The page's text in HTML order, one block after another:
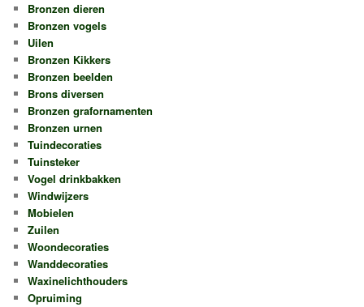
Bronzen dieren
Bronzen vogels
Uilen
Bronzen Kikkers
Bronzen beelden
Brons diversen
Bronzen grafornamenten
Bronzen urnen
Tuindecoraties
Tuinsteker
Vogel drinkbakken
Windwijzers
Mobielen
Zuilen
Woondecoraties
Wanddecoraties
Waxinelichthouders
Opruiming